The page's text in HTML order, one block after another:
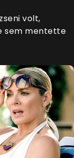
volt,
sem mentette